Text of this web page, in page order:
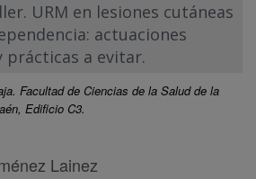
URM en lesiones cutáneas
actuaciones
prácticas a evitar.
Facultad de Ciencias de la Salud de la
Edificio C3.
Lainez